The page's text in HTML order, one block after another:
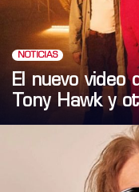
NOTICIAS
El nuevo video
Tony Hawk y